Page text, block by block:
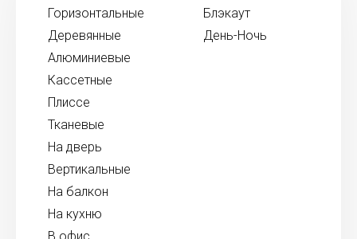
Горизонтальные
Деревянные
Алюминиевые
Кассетные
Плиссе
Тканевые
На дверь
Вертикальные
На балкон
На кухню
Блэкаут
День-Ночь